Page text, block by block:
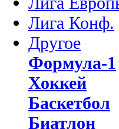
Лига Конф.
Другое
Формула-1
Хоккей
Баскетбол
Биатлон